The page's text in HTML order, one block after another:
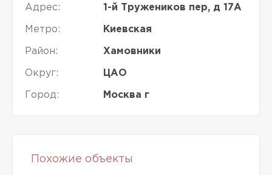
Адрес: 1-й Тружеников пер, д 17А
Метро: Киевская
Район: Хамовники
Округ: ЦАО
Город: Москва г
Похожие объекты